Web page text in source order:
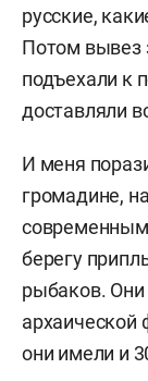
русские,
Потом вывез
подъехали к
доставляли
И меня
громадине,
берегу
рыбаков. Они
они имели и